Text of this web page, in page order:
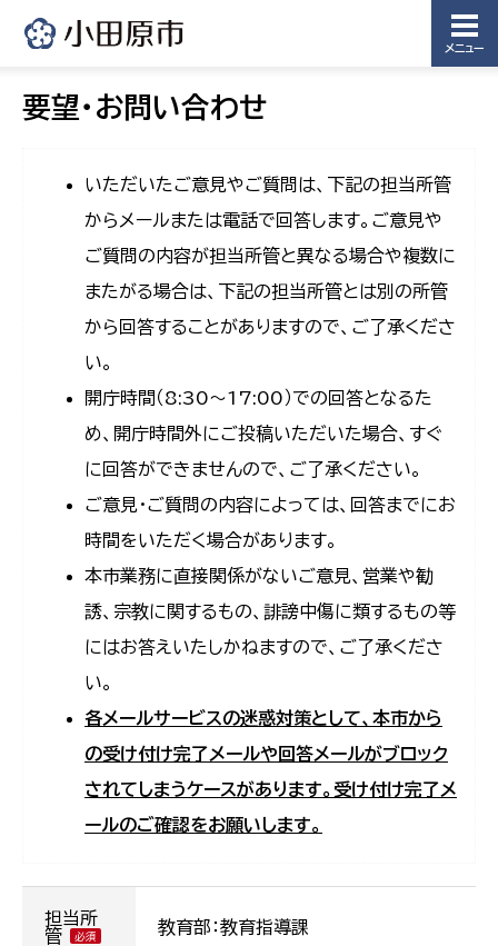
メニュー
要望・お問い合わせ
いただいたご意見やご質問は、下記の担当所管
からメールまたは電話で回答します。ご意見や
ご質問の内容が担当所管と異なる場合や複数に
またがる場合は、下記の担当所管とは別の所管
から回答することがありますので、ご了承くださ
い。
開庁時間（8:30〜17:00）での回答となるた
め、開庁時間外にご投稿いただいた場合、すぐ
に回答ができませんので、ご了承ください。
ご意見・ご質問の内容によっては、回答までにお
時間をいただく場合があります。
本市業務に直接関係がないご意見、営業や勧
誘、宗教に関するもの、誹謗中傷に類するもの等
にはお答えいたしかねますので、ご了承くださ
い。
各メールサービスの迷惑対策として、本市から
の受け付け完了メールや回答メールがブロック
されてしまうケースがあります。受け付け完了メ
ールのご確認をお願いします。
担当所
管
教育部：教育指導課